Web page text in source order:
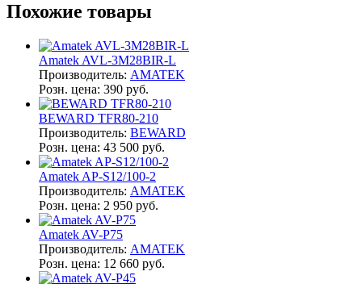
Похожие товары
Amatek AVL-3M28BIR-L
Производитель: AMATEK
Розн. цена: 390 руб.
BEWARD TFR80-210
Производитель: BEWARD
Розн. цена: 43 500 руб.
Amatek AP-S12/100-2
Производитель: AMATEK
Розн. цена: 2 950 руб.
Amatek AV-P75
Производитель: AMATEK
Розн. цена: 12 660 руб.